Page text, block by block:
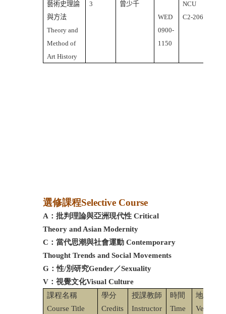
藝術史理論
與方法
Theory and
Method of
Art History
3
曾少千
WED
0900-
1150
NCU
C2-206
選修課程Selective Course
A ：批判理論與亞洲現代性 Critical
Theory and Asian Modernity
C ：當代思潮與社會運動 Contemporary
Thought Trends and Social Movements
G：性/別研究Gender／Sexuality
V：視覺文化Visual Culture
課程名稱
Course Title
學分
Credits
授課教師
Instructor
時間
Time
地點
Venue